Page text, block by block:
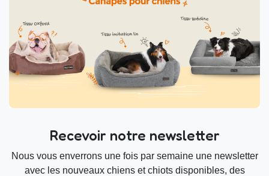
Recevoir notre newsletter
Nous vous enverrons une fois par semaine une newsletter
avec les nouveaux chiens et chiots disponibles, des